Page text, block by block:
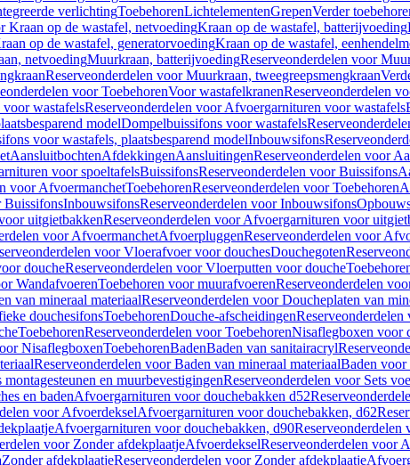
verlichtingToebehorenLichtelementenGrepenVerder
Kraan op de wastafel, netvoedingKraan op de wastafel, batterijvoeding
op de wastafel, generatorvoedingKraan op de wastafel,
netvoedingMuurkraan, batterijvoedingReserveonderdelen voor
Reserveonderdelen voor Muurkraan, tweegreepsmengkraan
voor ToebehorenVoor wastafelkranenReserveonderdelen
wastafelsReserveonderdelen voor Afvoergarnituren voor wastafels
modelDompelbuissifons voor wastafels
voor wastafels, plaatsbesparend modelInbouwsifons
AansluitbochtenAfdekkingenAansluitingenReserveonderdelen voor
voor spoeltafelsBuissifonsReserveonderdelen voor Buissifons
voor AfvoermanchetToebehorenReserveonderdelen voor Toebehoren
BuissifonsInbouwsifonsReserveonderdelen voor Inbouwsifons
uitgietbakkenReserveonderdelen voor Afvoergarnituren voor
voor AfvoermanchetAfvoerpluggenReserveonderdelen voor
voor Vloerafvoer voor douchesDouchegoten
doucheReserveonderdelen voor Vloerputten voor douche
WandafvoerenToebehoren voor muurafvoerenReserveonderdelen
van mineraal materiaalReserveonderdelen voor Doucheplaten van
douchesifonsToebehorenDouche-afscheidingen
ToebehorenReserveonderdelen voor ToebehorenNisaflegboxen voor
NisaflegboxenToebehorenBadenBaden van sanitairacryl
Reserveonderdelen voor Baden van mineraal materiaalBaden voor
montagesteunen en muurbevestigingenReserveonderdelen voor Sets
en badenAfvoergarnituren voor douchebakken d52
voor AfvoerdekselAfvoergarnituren voor douchebakken, d62
Afvoergarnituren voor douchebakken, d90
voor Zonder afdekplaatjeAfvoerdekselReserveonderdelen voor
Zonder afdekplaatjeReserveonderdelen voor Zonder afdekplaatje